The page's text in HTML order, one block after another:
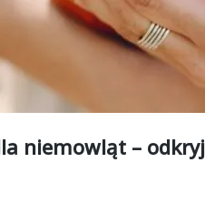
niemowląt –